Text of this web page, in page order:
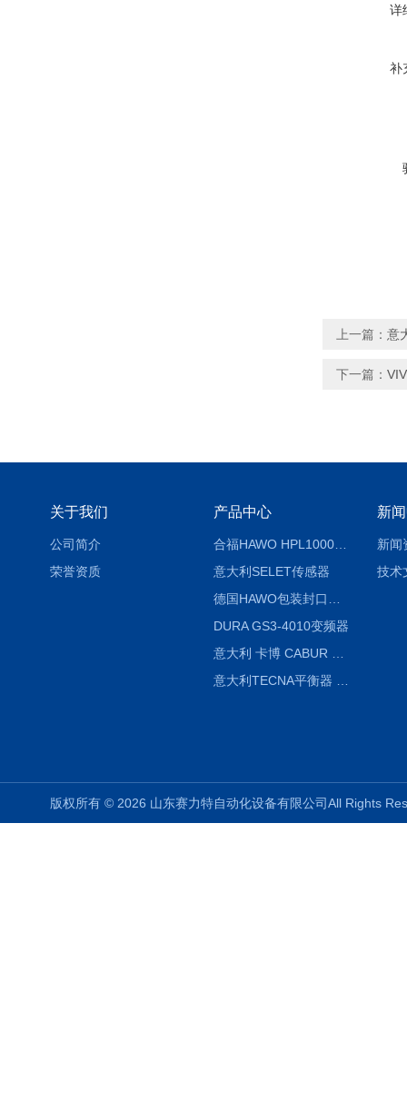
详
补
上一篇： 意
下一篇：
关于我们
公司简介
荣誉资质
产品中心
合福HAWO HPL1000AS封口机
意大利SELET传感器
DURA GS3-4010变频器
新
新闻
技术
版权所有 © 2026 山东赛力特自动化设备有限公司All Rights